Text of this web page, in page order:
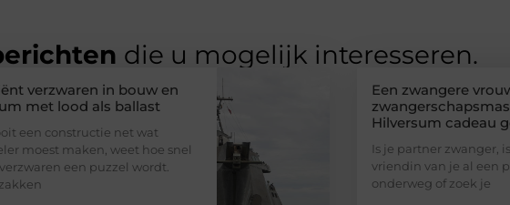
die u mogelijk interesseren.
verzwaren in bouw en
met lood als ballast
een constructie net wat
moest maken, weet hoe snel
een puzzel wordt.
Een zwangere
Hilversum cadeau
Is je partner zwanger,
vriendin van je al een
onderweg of zoek je